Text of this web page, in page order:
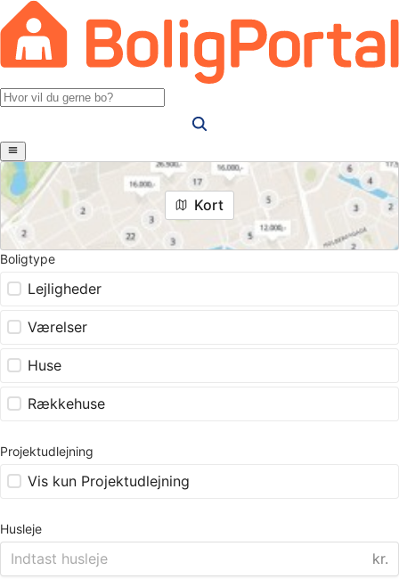
Kort
Boligtype
Lejligheder
Værelser
Huse
Rækkehuse
Projektudlejning
Vis kun Projektudlejning
Husleje
kr.